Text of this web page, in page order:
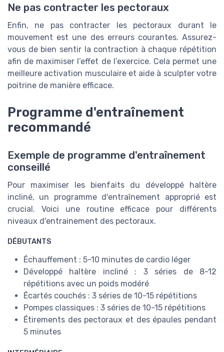
Ne pas contracter les pectoraux
Enfin, ne pas contracter les pectoraux durant le
mouvement est une des erreurs courantes. Assurez-
vous de bien sentir la contraction à chaque répétition
afin de maximiser l’effet de l’exercice. Cela permet une
meilleure activation musculaire et aide à sculpter votre
poitrine de manière efficace.
Programme d'entraînement
recommandé
Exemple de programme d'entraînement
conseillé
Pour maximiser les bienfaits du développé haltère
incliné, un programme d'entraînement approprié est
crucial. Voici une routine efficace pour différents
niveaux d'entrainement des pectoraux.
DÉBUTANTS
Échauffement : 5-10 minutes de cardio léger
Développé haltère incliné : 3 séries de 8-12
répétitions avec un poids modéré
Écartés couchés : 3 séries de 10-15 répétitions
Pompes classiques : 3 séries de 10-15 répétitions
Étirements des pectoraux et des épaules pendant
5 minutes